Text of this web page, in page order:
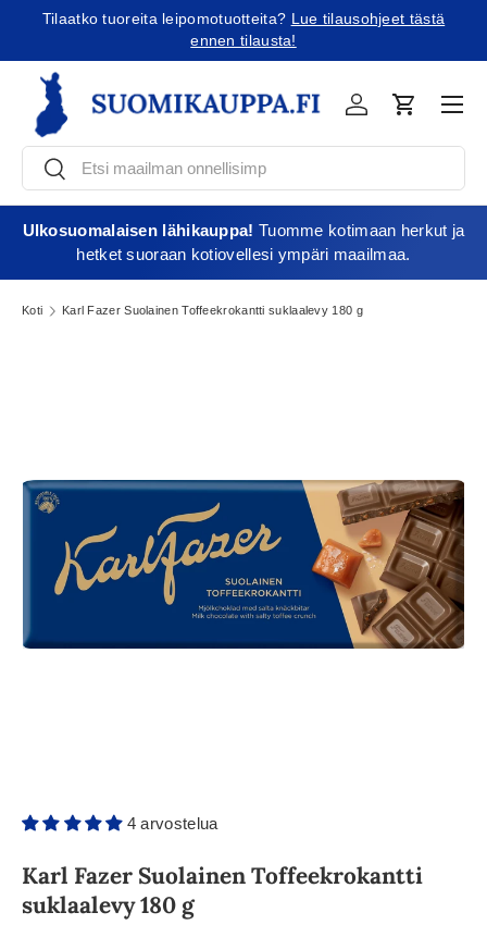
Tilaatko tuoreita leipomotuotteita? Lue tilausohjeet tästä
ennen tilausta!
EtsiEtsi
KirjauduOstoskori
Ulkosuomalaisen lähikauppa! Tuomme kotimaan herkut ja
hetket suoraan kotiovellesi ympäri maailmaa.
Koti Karl Fazer Suolainen Toffeekrokantti suklaalevy 180 g
4 arvostelua
Karl Fazer Suolainen Toffeekrokantti
suklaalevy 180 g